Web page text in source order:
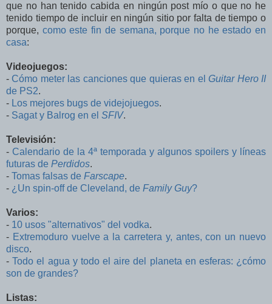
que no han tenido cabida en ningún post mío o que no he
tenido tiempo de incluir en ningún sitio por falta de tiempo o
porque, como este fin de semana, porque no he estado en
casa:
Videojuegos:
- Cómo meter las canciones que quieras en elGuitar Hero II
de PS2.
- Los mejores bugs de videjojuegos.
- Sagat y Balrog en el SFIV.
Televisión:
- Calendario de la 4ª temporada y algunos spoilers y líneas
futuras de Perdidos.
- Tomas falsas de Farscape.
- ¿Un spin-off de Cleveland, de Family Guy?
Varios:
- 10 usos "alternativos" del vodka.
- Extremoduro vuelve a la carretera y, antes, con un nuevo
disco.
-Todo el agua y todo el aire del planeta en esferas: ¿cómo
son de grandes?
Listas: